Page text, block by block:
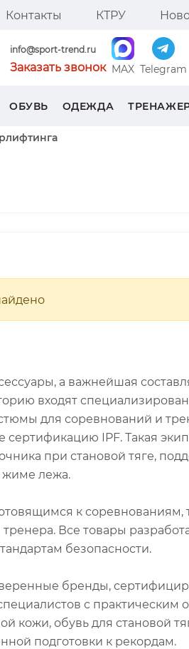
Контакты КТРУ
info@sport-trend.ru
Заказать звонок MAX Telegram
ОБУВЬ ОДЕЖДА
а важнейшая
входят
для соревнований и
IPF. Такая
при становой тяге,
жиме лежа.
к соревнованиям,
Все товары
безопасности.
бренды,
с практическим
кожи, обувь для становой
подготовки к рекордам.